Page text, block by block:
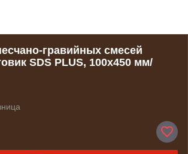
гравийных смесей
SDS PLUS, 100х450 мм/